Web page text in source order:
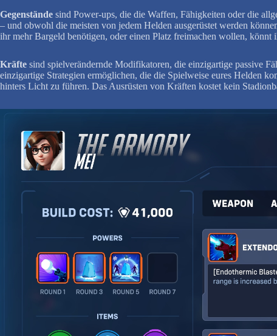
Gegenstände sind Power-ups, die die Waffen, Fähigkeiten oder die
– und obwohl die meisten von jedem Helden ausgerüstet werden
ihr mehr Bargeld benötigen, oder einen Platz freimachen wollen, könnt
Kräfte sind spielverändernde Modifikatoren, die einzigartige passive
einzigartige Strategien ermöglichen, die die Spielweise eures Helden
hinters Licht zu führen. Das Ausrüsten von Kräften kostet kein